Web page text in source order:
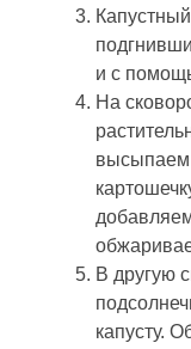
и с
На
высыпаем
В другую
капусту.